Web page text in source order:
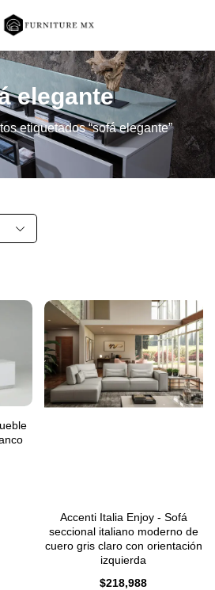
elegante
etiquetados “sofá elegante”
Accenti Italia Enjoy - Sofá
seccional italiano moderno de
cuero gris claro con orientación
izquierda
$218,988